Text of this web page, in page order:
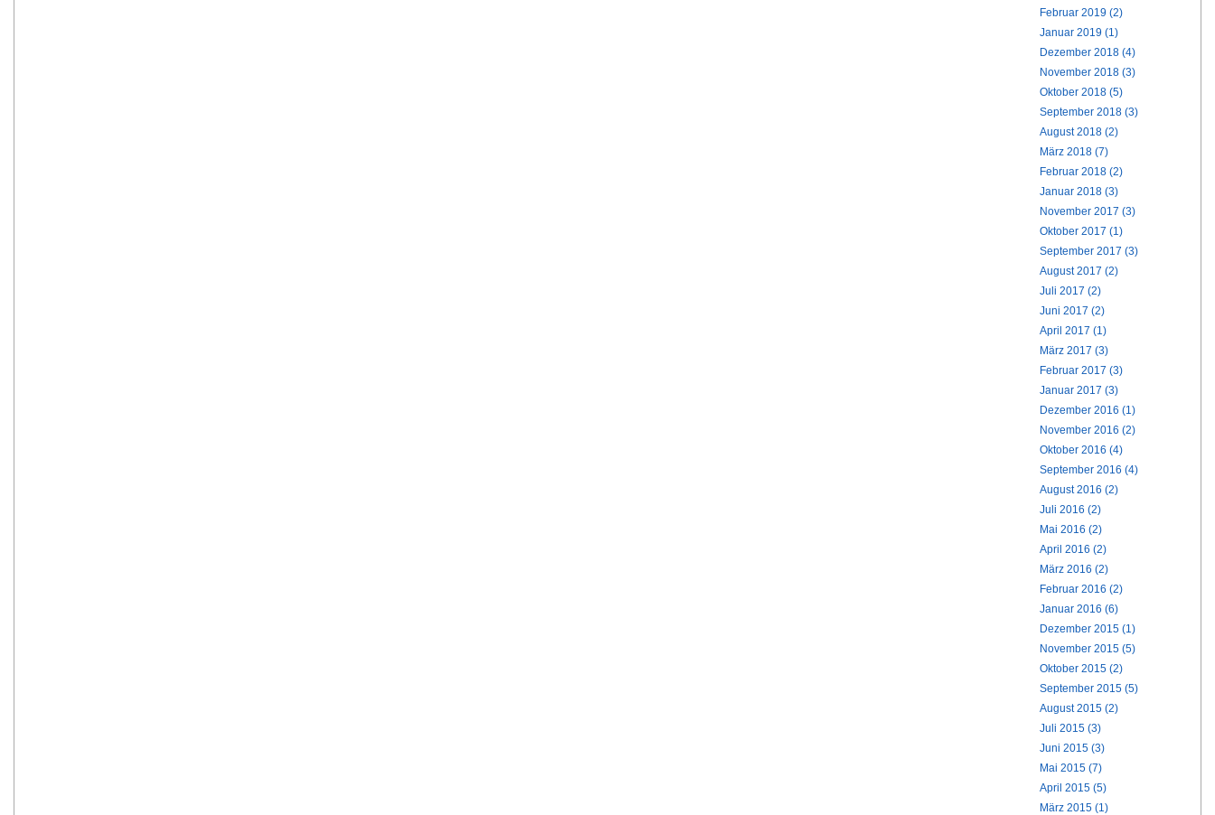
Februar 2019 (2)
Januar 2019 (1)
Dezember 2018 (4)
November 2018 (3)
Oktober 2018 (5)
September 2018 (3)
August 2018 (2)
März 2018 (7)
Februar 2018 (2)
Januar 2018 (3)
November 2017 (3)
Oktober 2017 (1)
September 2017 (3)
August 2017 (2)
Juli 2017 (2)
Juni 2017 (2)
April 2017 (1)
März 2017 (3)
Februar 2017 (3)
Januar 2017 (3)
Dezember 2016 (1)
November 2016 (2)
Oktober 2016 (4)
September 2016 (4)
August 2016 (2)
Juli 2016 (2)
Mai 2016 (2)
April 2016 (2)
März 2016 (2)
Februar 2016 (2)
Januar 2016 (6)
Dezember 2015 (1)
November 2015 (5)
Oktober 2015 (2)
September 2015 (5)
August 2015 (2)
Juli 2015 (3)
Juni 2015 (3)
Mai 2015 (7)
April 2015 (5)
März 2015 (1)